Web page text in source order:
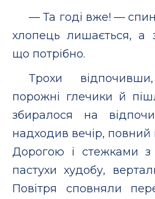
— Та годі вже! —
хлопець лишається, а
що потрібно.
Трохи
порожні глечики й
збиралося на
надходив вечір,
Дорогою і стежками з
пастухи худобу,
Повітря сповняли